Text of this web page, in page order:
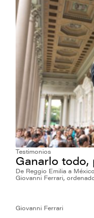
Testimonios
Ganarlo todo,
De Reggio Emilia a
Giovanni Ferrari,
Giovanni Ferrari